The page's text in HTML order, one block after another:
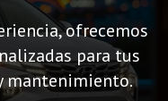
ofrecemos
para tus
mantenimiento.